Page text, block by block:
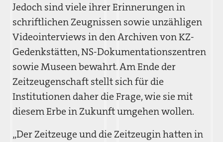
Jedoch sind viele ihrer Erinnerungen in
schriftlichen Zeugnissen sowie unzähligen
Videointerviews in den Archiven von KZ-
Gedenkstätten, NS-Dokumentationszentren
sowie Museen bewahrt. Am Ende der
Zeitzeugenschaft stellt sich für die
Institutionen daher die Frage, wie sie mit
diesem Erbe in Zukunft umgehen wollen.
„Der Zeitzeuge und die Zeitzeugin hatten in